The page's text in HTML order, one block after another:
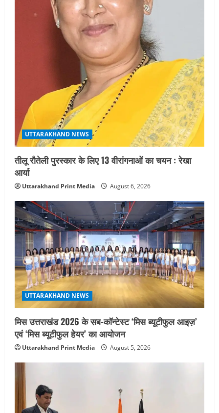
UTTARAKHAND NEWS
तीलू रौतेली पुरस्कार के लिए 13 वीरांगनाओं का चयन : रेखा
आर्या
Uttarakhand Print Media August 6, 2026
UTTARAKHAND NEWS
मिस उत्तराखंड 2026 के सब-कॉन्टेस्ट ‘मिस ब्यूटीफुल आइज़’
एवं ‘मिस ब्यूटीफुल हेयर’ का आयोजन
Uttarakhand Print Media August 5, 2026